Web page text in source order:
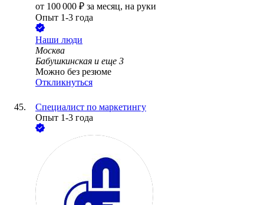
от 100 000 ₽ за месяц, на руки
Опыт 1-3 года
Наши люди
Москва
Бабушкинская и еще 3
Можно без резюме
Откликнуться
Специалист по маркетингу
Опыт 1-3 года